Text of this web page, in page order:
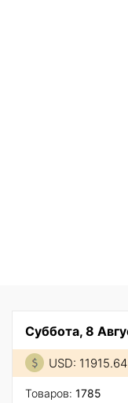
Суббота, 8
USD: 11915.64
Товаров: 1785